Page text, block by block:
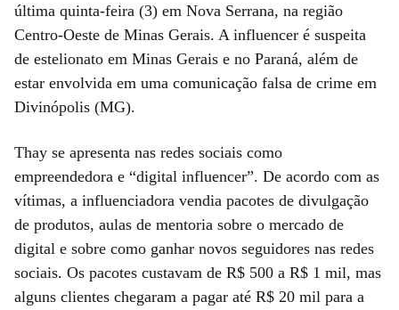
última quinta-feira (3) em Nova Serrana, na região
Centro-Oeste de Minas Gerais. A influencer é suspeita
de estelionato em Minas Gerais e no Paraná, além de
estar envolvida em uma comunicação falsa de crime em
Divinópolis (MG).
Thay se apresenta nas redes sociais como
empreendedora e “digital influencer”. De acordo com as
vítimas, a influenciadora vendia pacotes de divulgação
de produtos, aulas de mentoria sobre o mercado de
digital e sobre como ganhar novos seguidores nas redes
sociais. Os pacotes custavam de R$ 500 a R$ 1 mil, mas
alguns clientes chegaram a pagar até R$ 20 mil para a